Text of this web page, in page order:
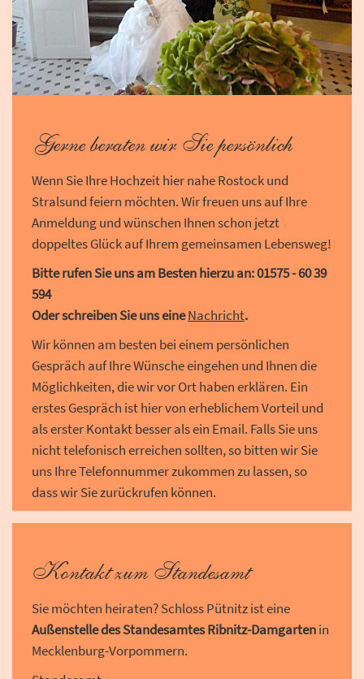
Gerne beraten wir Sie persönlich
Wenn Sie Ihre Hochzeit hier nahe Rostock und
Stralsund feiern möchten. Wir freuen uns auf Ihre
Anmeldung und wünschen Ihnen schon jetzt
doppeltes Glück auf Ihrem gemeinsamen Lebensweg!
Bitte rufen Sie uns am Besten hierzu an:01575 - 60 39
594
Oder schreiben Sie uns eineNachricht.
Wir können am besten bei einem persönlichen
Gespräch auf Ihre Wünsche eingehen und Ihnen die
Möglichkeiten, die wir vor Ort haben erklären. Ein
erstes Gespräch ist hier von erheblichem Vorteil und
als erster Kontakt besser als ein Email. Falls Sie uns
nicht telefonisch erreichen sollten, so bitten wir Sie
uns Ihre Telefonnummer zukommen zu lassen, so
dass wir Sie zurückrufen können.
Kontakt zum Standesamt
Sie möchten heiraten? Schloss Pütnitz ist eine
Außenstelle des Standesamtes Ribnitz-Damgartenin
Mecklenburg-Vorpommern.